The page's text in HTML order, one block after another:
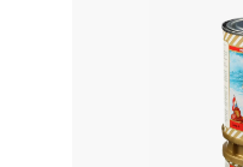
von bestehenden
Spritze: